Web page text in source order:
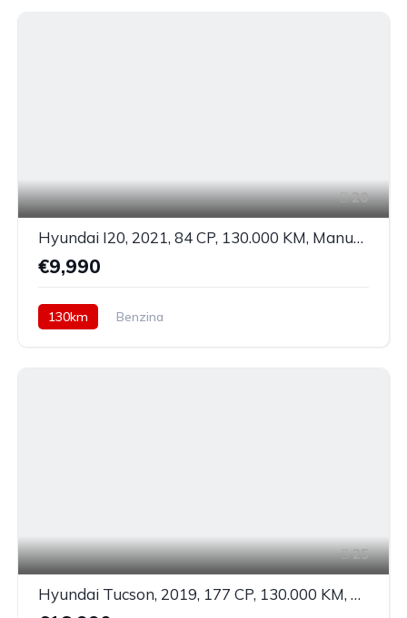
20
Hyundai I20, 2021, 84 CP, 130.000 KM, Manuala
€9,990
130km Benzina
25
Hyundai Tucson, 2019, 177 CP, 130.000 KM, Automata